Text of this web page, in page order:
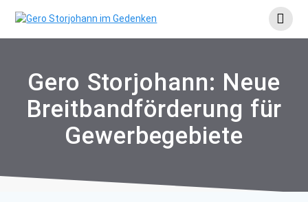
to
Gero Storjohann: Neue
Breitbandförderung für
Gewerbegebiete